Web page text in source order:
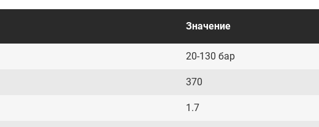
Значение
20-130 бар
370
1.7